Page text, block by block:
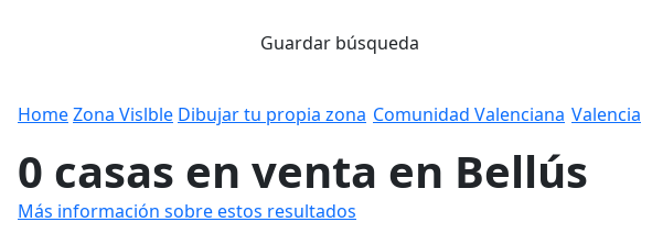
Guardar búsqueda
HomeZona Vislble Dibujar tu propia zona Comunidad Valenciana Valencia
0 casas en venta en Bellús
Más información sobre estos resultados